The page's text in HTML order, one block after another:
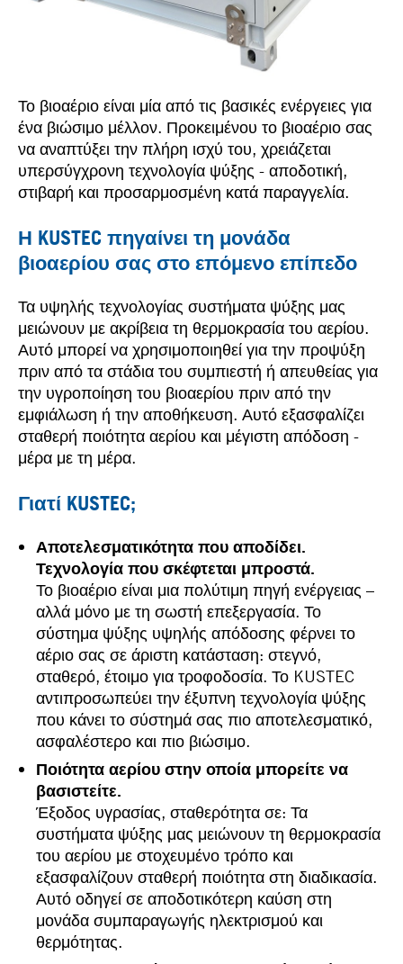
Το βιοαέριο είναι μία από τις βασικές ενέργειες για
ένα βιώσιμο μέλλον. Προκειμένου το βιοαέριο σας
να αναπτύξει την πλήρη ισχύ του, χρειάζεται
υπερσύγχρονη τεχνολογία ψύξης - αποδοτική,
στιβαρή και προσαρμοσμένη κατά παραγγελία.
Η KUSTEC πηγαίνει τη μονάδα
βιοαερίου σας στο επόμενο επίπεδο
Τα υψηλής τεχνολογίας συστήματα ψύξης μας
μειώνουν με ακρίβεια τη θερμοκρασία του αερίου.
Αυτό μπορεί να χρησιμοποιηθεί για την προψύξη
πριν από τα στάδια του συμπιεστή ή απευθείας για
την υγροποίηση του βιοαερίου πριν από την
εμφιάλωση ή την αποθήκευση. Αυτό εξασφαλίζει
σταθερή ποιότητα αερίου και μέγιστη απόδοση -
μέρα με τη μέρα.
Γιατί KUSTEC;
Αποτελεσματικότητα που αποδίδει.
Τεχνολογία που σκέφτεται μπροστά.
Το βιοαέριο είναι μια πολύτιμη πηγή ενέργειας –
αλλά μόνο με τη σωστή επεξεργασία. Το
σύστημα ψύξης υψηλής απόδοσης φέρνει το
αέριο σας σε άριστη κατάσταση: στεγνό,
σταθερό, έτοιμο για τροφοδοσία. Το KUSTEC
αντιπροσωπεύει την έξυπνη τεχνολογία ψύξης
που κάνει το σύστημά σας πιο αποτελεσματικό,
ασφαλέστερο και πιο βιώσιμο.
Ποιότητα αερίου στην οποία μπορείτε να
βασιστείτε.
Έξοδος υγρασίας, σταθερότητα σε: Τα
συστήματα ψύξης μας μειώνουν τη θερμοκρασία
του αερίου με στοχευμένο τρόπο και
εξασφαλίζουν σταθερή ποιότητα στη διαδικασία.
Αυτό οδηγεί σε αποδοτικότερη καύση στη
μονάδα συμπαραγωγής ηλεκτρισμού και
θερμότητας.